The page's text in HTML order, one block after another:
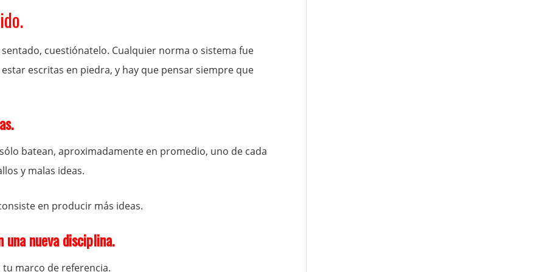
cuestiónatelo. Cualquier norma o sistema fue
escritas en piedra, y hay que pensar siempre que
batean, aproximadamente en promedio, uno de cada
y malas ideas.
en producir más ideas.
nueva disciplina.
marco de referencia.